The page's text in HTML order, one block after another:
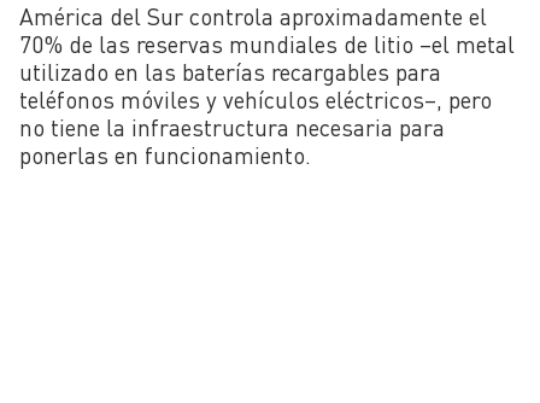
América del Sur controla aproximadamente el
70% de las reservas mundiales de litio –el metal
utilizado en las baterías recargables para
teléfonos móviles y vehículos eléctricos–, pero
no tiene la infraestructura necesaria para
ponerlas en funcionamiento.